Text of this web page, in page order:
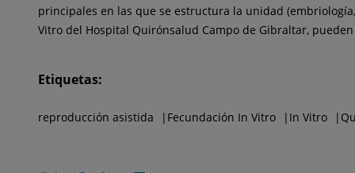
principales en las que se estructura la unidad
Vitro del Hospital Quirónsalud Campo de Gibraltar,
Etiquetas:
reproducción asistida Fecundación In Vitro In Vitro